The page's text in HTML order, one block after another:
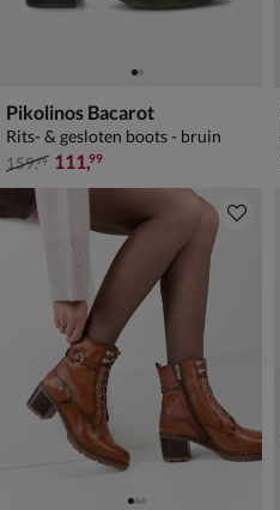
Pikolinos Bacarot
Rits- & gesloten boots - bruin
van € 159,99 voor € 111,99
159,99 111,99